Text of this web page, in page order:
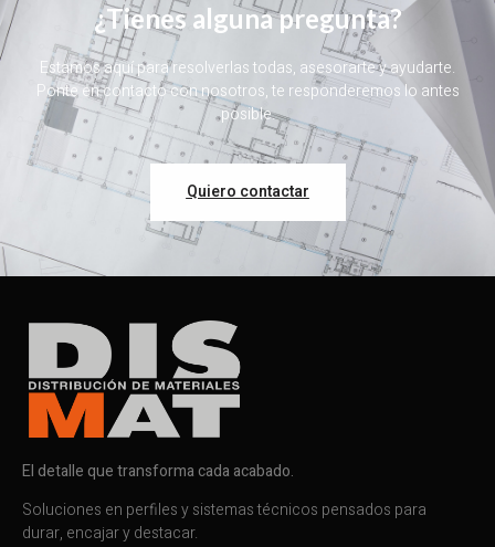
¿Tienes alguna pregunta?
Estamos aquí para resolverlas todas, asesorarte y ayudarte.
Ponte en contacto con nosotros, te responderemos lo antes
posible.
Quiero contactar
El detalle que transforma cada acabado.
Soluciones en perfiles y sistemas técnicos pensados para
durar, encajar y destacar.